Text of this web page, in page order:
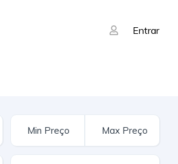
Entrar